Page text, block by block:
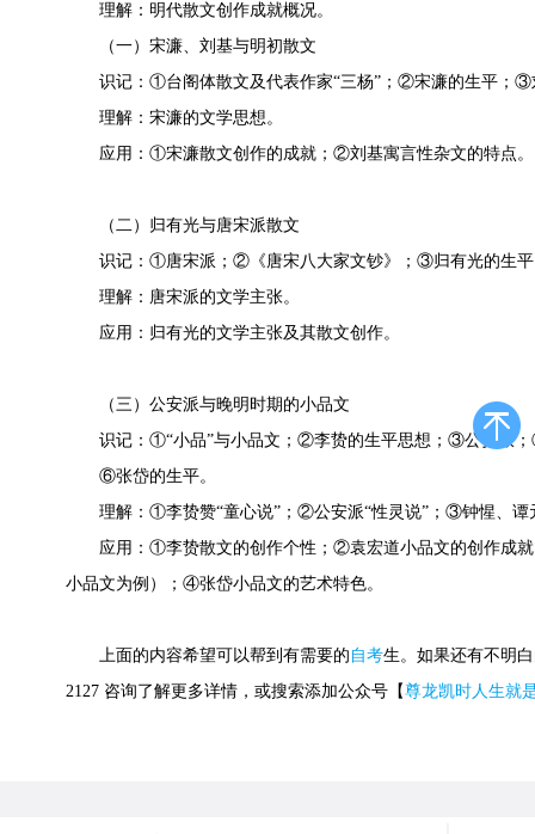
理解：明代散文创作成就概况。
（一）宋濂、刘基与明初散文
识记：①台阁体散文及代表作家“三杨”；②宋濂的生平；③
理解：宋濂的文学思想。
应用：①宋濂散文创作的成就；②刘基寓言性杂文的特点。
（二）归有光与唐宋派散文
识记：①唐宋派；②《唐宋八大家文钞》；③归有光的生平
理解：唐宋派的文学主张。
应用：归有光的文学主张及其散文创作。
（三）公安派与晚明时期的小品文
识记：①“小品”与小品文；②李贽的生平思想；③公安派
⑥张岱的生平。
理解：①李贽赞“童心说”；②公安派“性灵说”；③钟惺、谭
应用：①李贽散文的创作个性；②袁宏道小品文的创作成就
小品文为例）；④张岱小品文的艺术特色。
上面的内容希望可以帮到有需要的 自考生。如果还有不明
2127 咨询了解更多详情，或搜索添加公众号【尊龙凯时人生就